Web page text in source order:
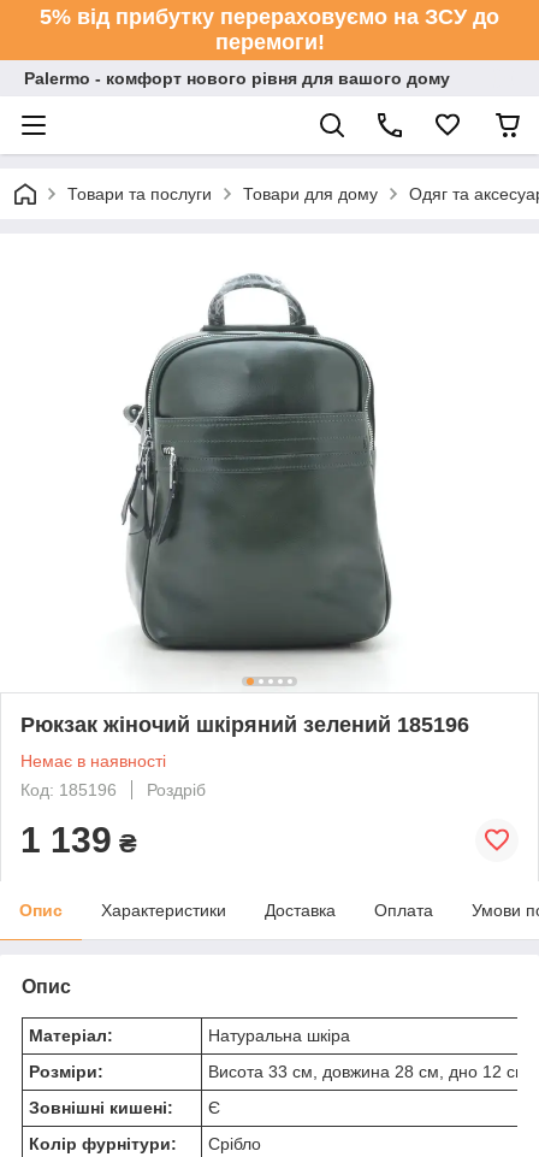
5% від прибутку перераховуємо на ЗСУ до
перемоги!
Palermo - комфорт нового рівня для вашого дому
Товари та послуги Товари для дому Одяг та
Рюкзак жіночий шкіряний зелений 185196
Немає в наявності
Код: 185196
Роздріб
1 139 ₴
Опис Характеристики Доставка Оплата Умови
Опис
Матеріал:
Натуральна шкіра
Розміри:
Висота 33 см, довжина 28 см, дно 12 см
Зовнішні кишені:
Є
Колір фурнітури:
Срібло